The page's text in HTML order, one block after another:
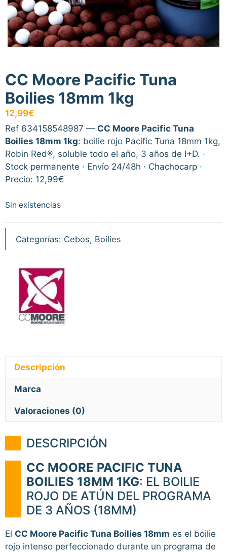
CC Moore Pacific Tuna
Boilies 18mm 1kg
12,99€
Ref 634158548987 — CC Moore Pacific Tuna
Boilies 18mm 1kg: boilie rojo Pacific Tuna 18mm 1kg,
Robin Red®, soluble todo el año, 3 años de I+D. ·
Stock permanente · Envío 24/48h · Chachocarp ·
Precio: 12,99€
Sin existencias
Categorías: Cebos, Boilies
Descripción
Marca
Valoraciones (0)
DESCRIPCIÓN
CC MOORE PACIFIC TUNA
BOILIES 18MM 1KG: EL BOILIE
ROJO DE ATÚN DEL PROGRAMA
DE 3 AÑOS (18MM)
El CC Moore Pacific Tuna Boilies 18mm es el boilie
rojo intenso perfeccionado durante un programa de